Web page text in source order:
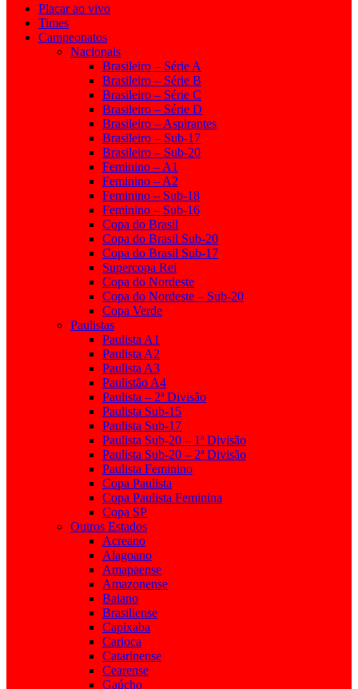
Placar ao vivo
Times
Campeonatos
Nacionais
Brasileiro – Série A
Brasileiro – Série B
Brasileiro – Série C
Brasileiro – Série D
Brasileiro – Aspirantes
Brasileiro – Sub-17
Brasileiro – Sub-20
Feminino – A1
Feminino – A2
Feminino – Sub-18
Feminino – Sub-16
Copa do Brasil
Copa do Brasil Sub-20
Copa do Brasil Sub-17
Supercopa Rei
Copa do Nordeste
Copa do Nordeste – Sub-20
Copa Verde
Paulistas
Paulista A1
Paulista A2
Paulista A3
Paulistão A4
Paulista – 2ª Divisão
Paulista Sub-15
Paulista Sub-17
Paulista Sub-20 – 1ª Divisão
Paulista Sub-20 – 2ª Divisão
Paulista Feminino
Copa Paulista
Copa Paulista Feminina
Copa SP
Outros Estados
Acreano
Alagoano
Amapaense
Amazonense
Baiano
Brasiliense
Capixaba
Carioca
Catarinense
Cearense
Gaúcho